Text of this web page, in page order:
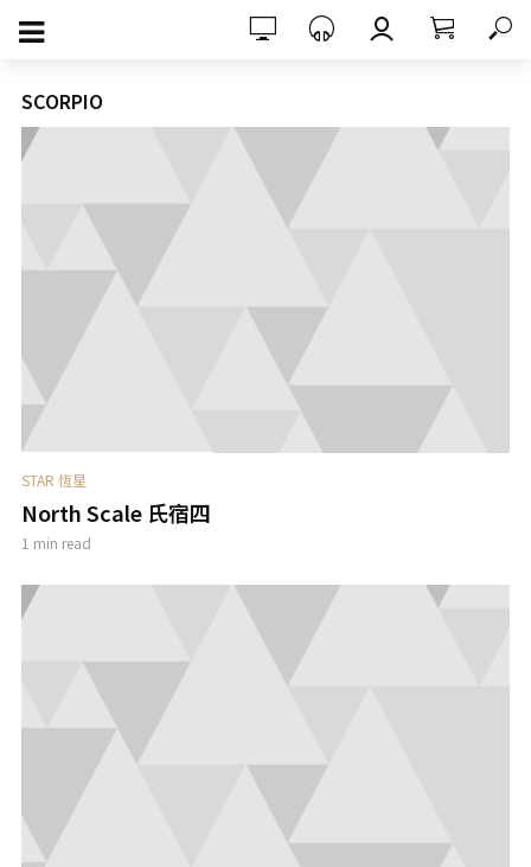
SCORPIO
STAR 恆星
North Scale 氏宿四
1 min read